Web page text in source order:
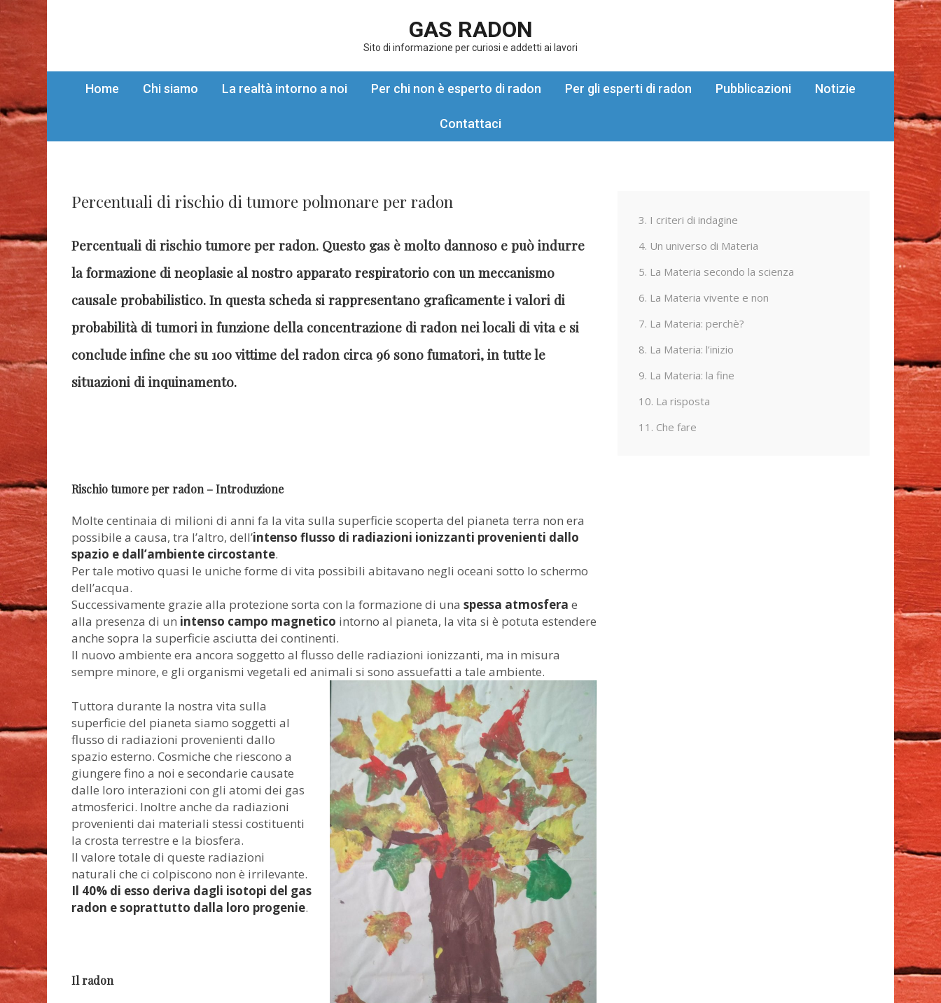
GAS RADON
Sito di informazione per curiosi e addetti ai lavori
Home Chi siamo La realtà intorno a noi Per chi non è esperto di radon Per gli esperti di radon Pubblicazioni Notizie
Contattaci
Percentuali di rischio di tumore polmonare per radon
Percentuali di rischio tumore per radon. Questo gas è molto dannoso e può indurre
la formazione di neoplasie al nostro apparato respiratorio con un meccanismo
causale probabilistico. In questa scheda si rappresentano graficamente i valori di
probabilità di tumori in funzione della concentrazione di radon nei locali di vita e si
conclude infine che su 100 vittime del radon circa 96 sono fumatori, in tutte le
situazioni di inquinamento.
Rischio tumore per radon – Introduzione
Molte centinaia di milioni di anni fa la vita sulla superficie scoperta del pianeta terra non era
possibile a causa, tra l’altro, dell’intenso flusso di radiazioni ionizzanti provenienti dallo
spazio e dall’ambiente circostante.
Per tale motivo quasi le uniche forme di vita possibili abitavano negli oceani sotto lo schermo
dell’acqua.
Successivamente grazie alla protezione sorta con la formazione di una spessa atmosfera e
alla presenza di un intenso campo magnetico intorno al pianeta, la vita si è potuta estendere
anche sopra la superficie asciutta dei continenti.
Il nuovo ambiente era ancora soggetto al flusso delle radiazioni ionizzanti, ma in misura
sempre minore, e gli organismi vegetali ed animali si sono assuefatti a tale ambiente.
Tuttora durante la nostra vita sulla
superficie del pianeta siamo soggetti al
flusso di radiazioni provenienti dallo
spazio esterno. Cosmiche che riescono a
giungere fino a noi e secondarie causate
dalle loro interazioni con gli atomi dei gas
atmosferici. Inoltre anche da radiazioni
provenienti dai materiali stessi costituenti
la crosta terrestre e la biosfera.
Il valore totale di queste radiazioni
naturali che ci colpiscono non è irrilevante.
Il 40% di esso deriva dagli isotopi del gas
radon e soprattutto dalla loro progenie.
Il radon
3. I criteri di indagine
4. Un universo di Materia
5. La Materia secondo la scienza
6. La Materia vivente e non
7. La Materia: perchè?
8. La Materia: l’inizio
9. La Materia: la fine
10. La risposta
11. Che fare